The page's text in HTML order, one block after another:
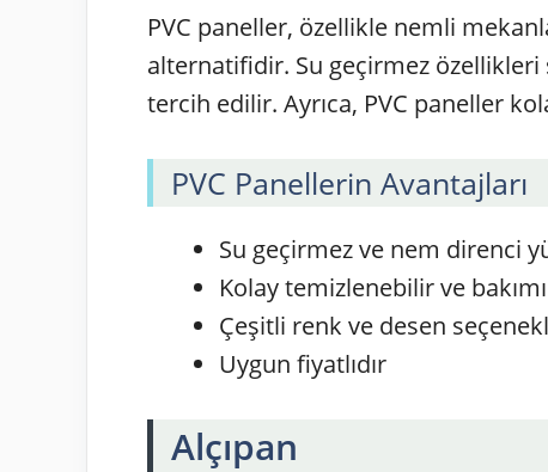
PVC paneller, özellikle nemli
alternatifidir. Su geçirmez
tercih edilir. Ayrıca, PVC paneller
PVC Panellerin Avantajları
Su geçirmez ve nem direnci
Kolay temizlenebilir ve
Çeşitli renk ve desen
Uygun fiyatlıdır
Alçıpan